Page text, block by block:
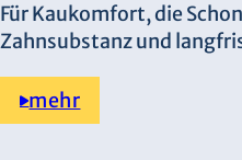
Für Kaukomfort, die
Zahnsubstanz und
mehr